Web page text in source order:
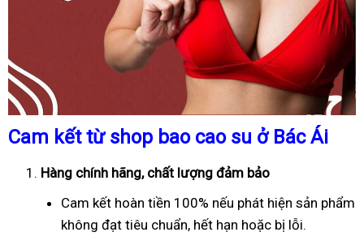
Cam kết từ shop bao cao su ở Bác Ái
Hàng chính hãng, chất lượng đảm bảo
Cam kết hoàn tiền 100% nếu phát hiện sản phẩm
không đạt tiêu chuẩn, hết hạn hoặc bị lỗi.